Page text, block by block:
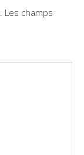
Les champs